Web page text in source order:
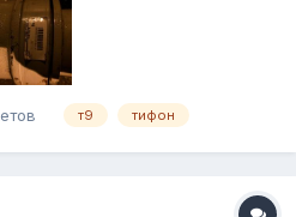
т9 тифон